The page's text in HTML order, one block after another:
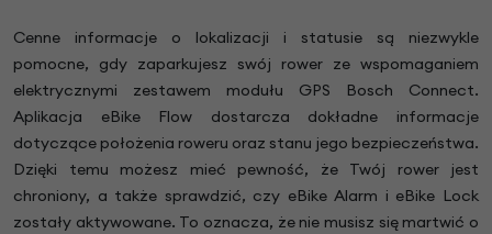
Cenne informacje o lokalizacji i statusie są niezwykle
pomocne, gdy zaparkujesz swój rower ze wspomaganiem
elektrycznymi zestawem modułu GPS Bosch Connect.
Aplikacja eBike Flow dostarcza dokładne informacje
dotyczące położenia roweru oraz stanu jego bezpieczeństwa.
Dzięki temu możesz mieć pewność, że Twój rower jest
chroniony, a także sprawdzić, czy eBike Alarm i eBike Lock
zostały aktywowane. To oznacza, że nie musisz się martwić o